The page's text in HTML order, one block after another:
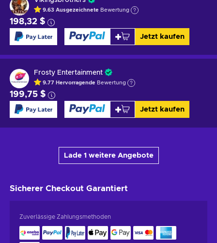
9.63 Ausgezeichnete Bewertung
198,32 $
Jetzt kaufen
Frosty Entertainment
9.77 Hervorragende Bewertung
199,75 $
Jetzt kaufen
Lade 1 weitere Angebote
Sicherer Checkout Garantiert
Zuverlässige Zahlungsmethoden